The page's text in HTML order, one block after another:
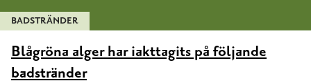
BADSTRÄNDER
Blågröna alger har iakttagits på följande
badstränder